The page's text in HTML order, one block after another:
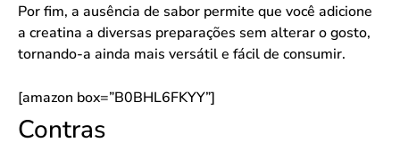
Por fim, a ausência de sabor permite que você adicione
a creatina a diversas preparações sem alterar o gosto,
tornando-a ainda mais versátil e fácil de consumir.
[amazon box=”B0BHL6FKYY”]
Contras